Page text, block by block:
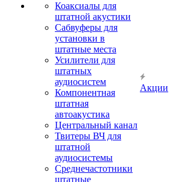
Коаксиалы для
штатной акустики
Сабвуферы для
установки в
штатные места
Усилители для
штатных
аудиосистем
Компонентная
штатная
автоакустика
Центральный канал
Твитеры ВЧ для
штатной
аудиосистемы
Среднечастотники
штатные
Акции